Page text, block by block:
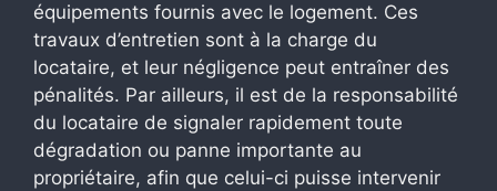
équipements fournis avec le logement. Ces
travaux d’entretien sont à la charge du
locataire, et leur négligence peut entraîner des
pénalités. Par ailleurs, il est de la responsabilité
du locataire de signaler rapidement toute
dégradation ou panne importante au
propriétaire, afin que celui-ci puisse intervenir